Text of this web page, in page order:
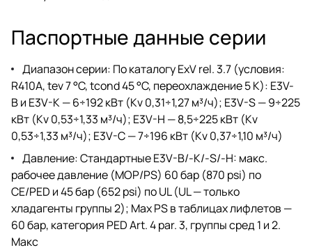
Паспортные данные серии
Диапазон серии: По каталогу ExV rel. 3.7 (условия:
R410A, tev 7 °C, tcond 45 °C, переохлаждение 5 K): E3V-
B и E3V-K — 6÷192 кВт (Kv 0,31÷1,27 м³/ч); E3V-S — 9÷225
кВт (Kv 0,53÷1,33 м³/ч); E3V-H — 8,5÷225 кВт (Kv
0,53÷1,33 м³/ч); E3V-C — 7÷196 кВт (Kv 0,37÷1,10 м³/ч)
Давление: Стандартные E3V-B/-K/-S/-H: макс.
рабочее давление (MOP/PS) 60 бар (870 psi) по
CE/PED и 45 бар (652 psi) по UL (UL — только
хладагенты группы 2); Max PS в таблицах лифлетов —
60 бар, категория PED Art. 4 par. 3, группы сред 1 и 2.
Макс